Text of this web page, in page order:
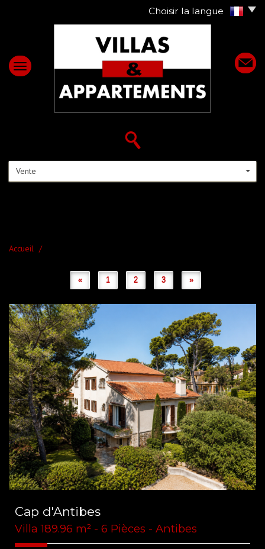
Choisir la langue
Vente
Accueil
« 1 2 3 »
Cap d'Antibes
Villa 189.96 m² - 6 Pièces - Antibes